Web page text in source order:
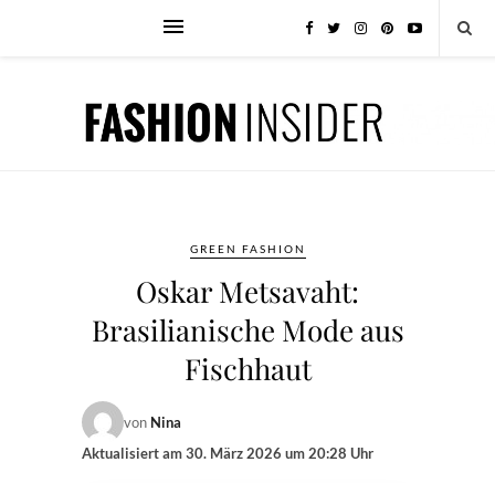
GREEN FASHION
Oskar Metsavaht:
Brasilianische Mode aus
Fischhaut
von Nina
Aktualisiert am30. März 2026 um 20:28 Uhr